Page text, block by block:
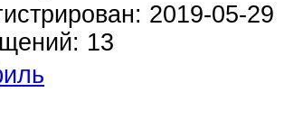
2019-05-29
13